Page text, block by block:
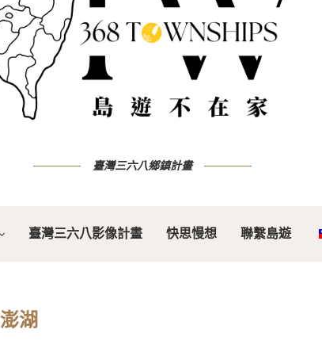
臺灣三六八鄉鎮計畫
臺灣三六八影像計畫 快思慢想 聯繫島遊
澎湖